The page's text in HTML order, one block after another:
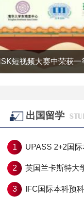
2024年“汉语桥”科威
出国留学
1 UPASS 2+2国际
2 英国兰卡斯特大
3 IFC国际本科预